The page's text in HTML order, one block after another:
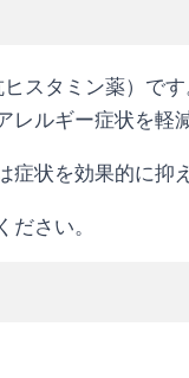
スタミン薬）で
ルギー症状を軽
状を効果的に抑
さい。